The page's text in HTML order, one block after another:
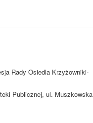
Rady Osiedla Krzyżowniki-
Publicznej, ul. Muszkowska